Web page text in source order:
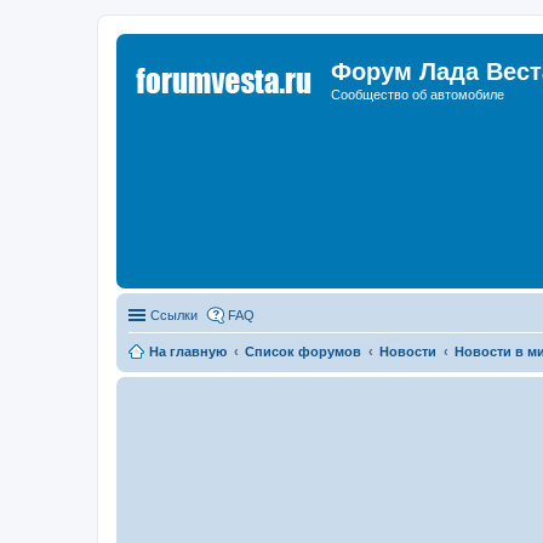
Форум Лада
Сообщество об автомобиле
Ссылки FAQ
На главную Список форумов Новости Новости в